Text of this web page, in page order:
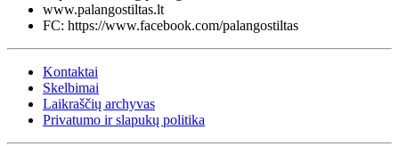
www.palangostiltas.lt
FC: https://www.facebook.com/palangostiltas
Kontaktai
Skelbimai
Laikraščių archyvas
Privatumo ir slapukų politika